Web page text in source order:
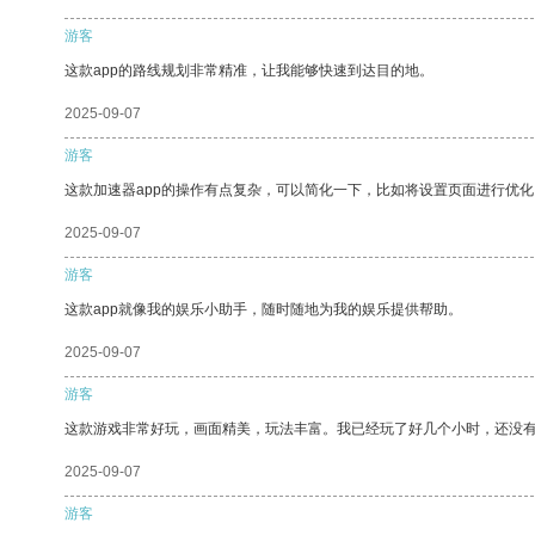
游客
这款app的路线规划非常精准，让我能够快速到达目的地。
2025-09-07
游客
这款加速器app的操作有点复杂，可以简化一下，比如将设置页面进行优化
2025-09-07
游客
这款app就像我的娱乐小助手，随时随地为我的娱乐提供帮助。
2025-09-07
游客
这款游戏非常好玩，画面精美，玩法丰富。我已经玩了好几个小时，还没有
2025-09-07
游客